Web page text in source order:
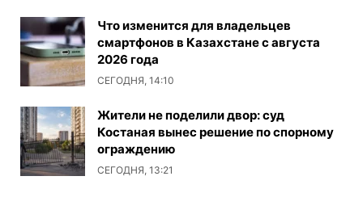
Что изменится для владельцев
смартфонов в Казахстане с августа
2026 года
СЕГОДНЯ, 14:10
Жители не поделили двор: суд
Костаная вынес решение по спорному
ограждению
СЕГОДНЯ, 13:21